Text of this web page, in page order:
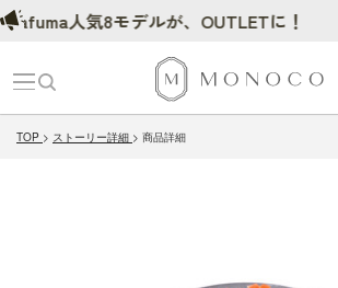
TOP ストーリー詳細 商品詳細
人気8モデルが、OUTLETに！